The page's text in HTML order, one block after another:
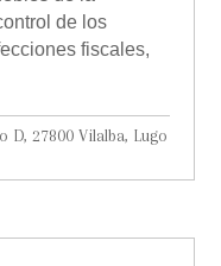
de los
fiscales,
D, 27800 Vilalba, Lugo